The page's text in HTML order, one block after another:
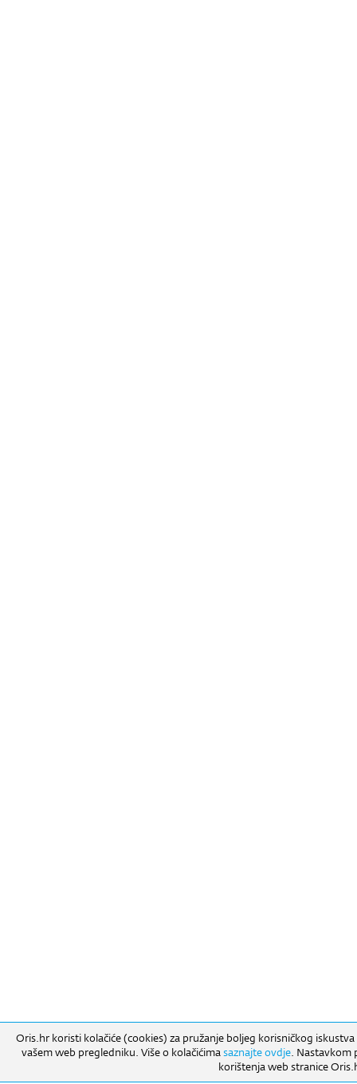
Oris.hr koristi kolačiće (cookies) za pružanje boljeg korisničkog
vašem web pregledniku. Više o kolačićimasaznajte ovdje. Nastavkom
korištenja web stranice